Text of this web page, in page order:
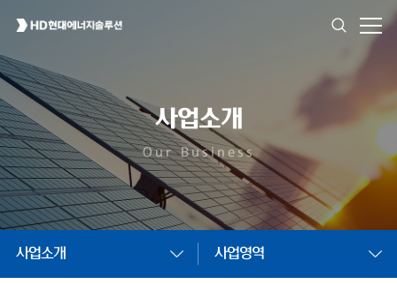
사업소개
Our Business
사업소개 사업영역